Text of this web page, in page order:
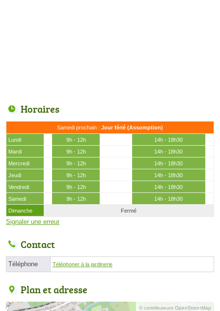
Horaires
Samedi prochain : Jour férié (Assomption)
Lundi 9h - 12h
14h - 18h30
Mardi
9h - 12h
14h - 18h30
Mercredi
9h - 12h
14h - 18h30
Jeudi
9h - 12h
14h - 18h30
Vendredi
9h - 12h
14h - 18h30
Samedi
9h - 12h
14h - 18h30
Dimanche
Fermé
Signaler une erreur
Contact
Téléphone Téléphoner à la jardinerie
Plan et adresse
© contributeurs OpenStreetMap